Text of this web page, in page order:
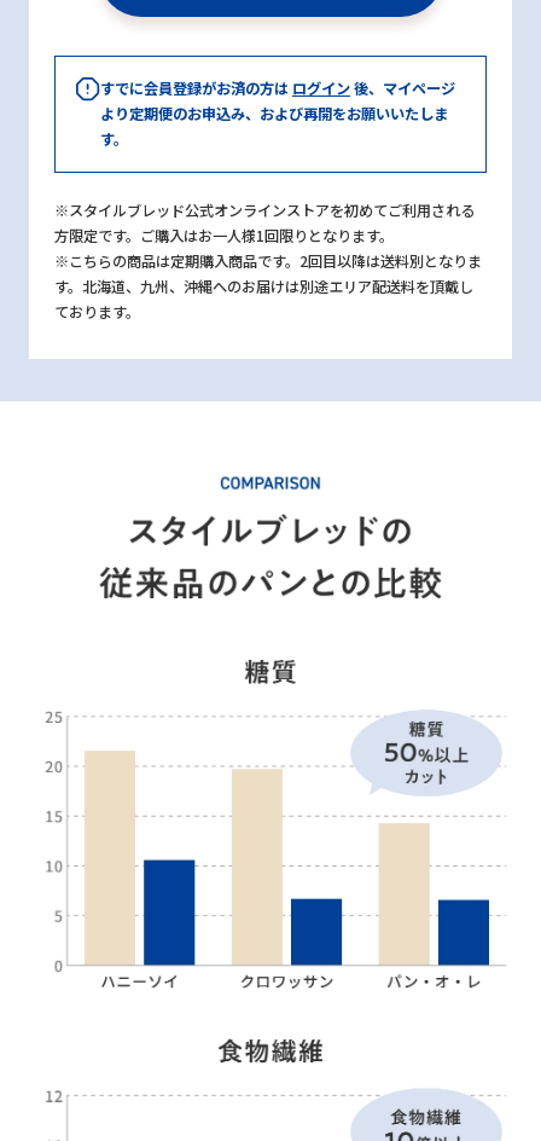
すでに会員登録がお済の方は ログイン後、マイページ
より定期便のお申込み、および再開をお願いいたしま
す。
※スタイルブレッド公式オンラインストアを初めてご利用される
方限定です。ご購入はお一人様1回限りとなります。
※こちらの商品は定期購入商品です。2回目以降は送料別となりま
す。北海道、九州、沖縄へのお届けは別途エリア配送料を頂戴し
ております。